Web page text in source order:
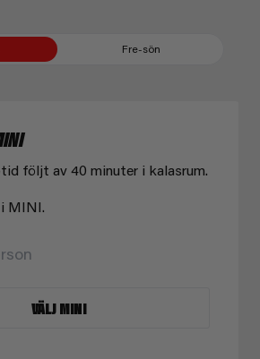
Fre-sön
följt av 40 minuter i kalasrum.
MINI.
VÄLJ MINI